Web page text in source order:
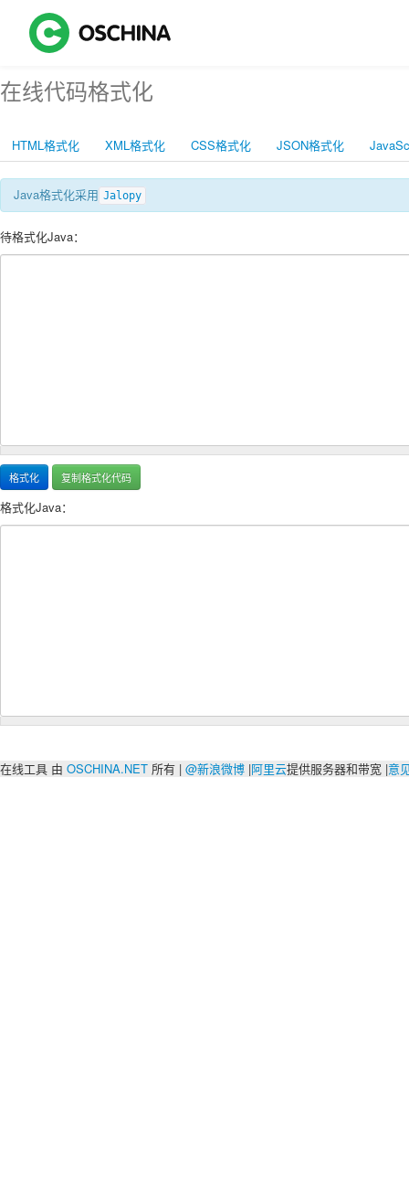
在线代码格式化
HTML格式化 XML格式化 CSS格式化 JSON格式化
Java格式化采用 Jalopy
待格式化Java：
格式化Java：
在线工具 由 OSCHINA.NET 所有 | @新浪微博 |阿里云提供服务器和带宽 |意